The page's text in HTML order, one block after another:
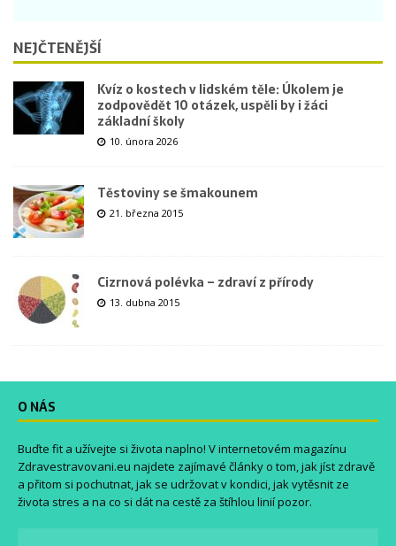
NEJČTENĚJŠÍ
Kvíz o kostech v lidském těle: Úkolem je
zodpovědět 10 otázek, uspěli by i žáci
základní školy
10. února 2026
Těstoviny se šmakounem
21. března 2015
Cizrnová polévka – zdraví z přírody
13. dubna 2015
O NÁS
Buďte fit a užívejte si života naplno! V internetovém magazínu
Zdravestravovani.eu najdete zajímavé články o tom, jak jíst zdravě
a přitom si pochutnat, jak se udržovat v kondici, jak vytěsnit ze
života stres a na co si dát na cestě za štíhlou linií pozor.